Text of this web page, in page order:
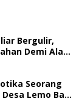
Bergulir,
Demi Alat
Seorang
Lemo Bajo